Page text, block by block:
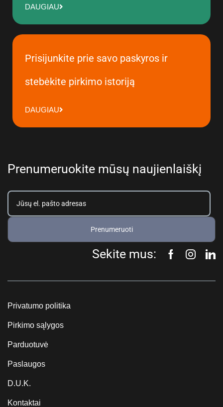
DAUGIAU
Prisijunkite prie savo paskyros ir
stebėkite pirkimo istoriją
DAUGIAU
Prenumeruokite mūsų naujienlaiškį
Prenumeruoti
Sekite mus:
Privatumo politika
Pirkimo sąlygos
Parduotuvė
Paslaugos
D.U.K.
Kontaktai